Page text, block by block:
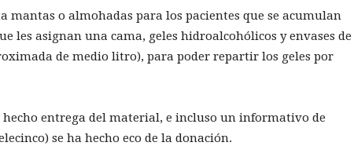
mantas o almohadas para los pacientes que se acumulan
les asignan una cama, geles hidroalcohólicos y envases de
de medio litro), para poder repartir los geles por
hecho entrega del material, e incluso un informativo de
se ha hecho eco de la donación.